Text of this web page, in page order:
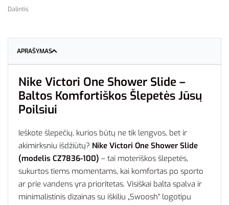
Dalintis
APRAŠYMAS
Nike Victori One Shower Slide –
Baltos Komfortiškos Šlepetės Jūsų
Poilsiui
Ieškote šlepečių, kurios būtų ne tik lengvos, bet ir
akimirksniu išdžiūtų? Nike Victori One Shower Slide
(modelis CZ7836-100) – tai moteriškos šlepetės,
sukurtos tiems momentams, kai komfortas po sporto
ar prie vandens yra prioritetas. Visiškai balta spalva ir
minimalistinis dizainas su iškiliu „Swoosh“ logotipu